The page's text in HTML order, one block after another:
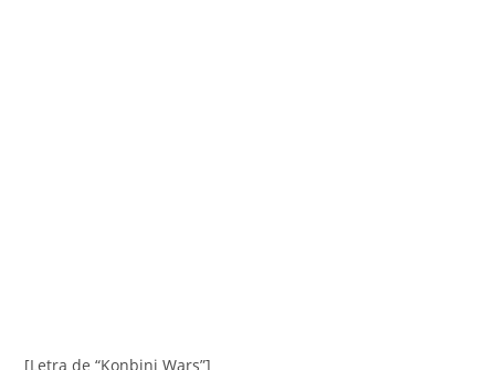
[Letra de “Konbini Wars”]